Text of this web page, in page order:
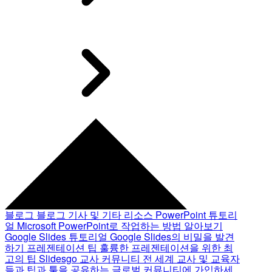
블로그 블로그 기사 및 기타 리소스 PowerPoint 튜토리
얼 Microsoft PowerPoint로 작업하는 방법 알아보기
Google Slides 튜토리얼 Google Slides의 비밀을 발견
하기 프레젠테이션 팁 훌륭한 프레젠테이션을 위한 최
고의 팁 Slidesgo 교사 커뮤니티 전 세계 교사 및 교육자